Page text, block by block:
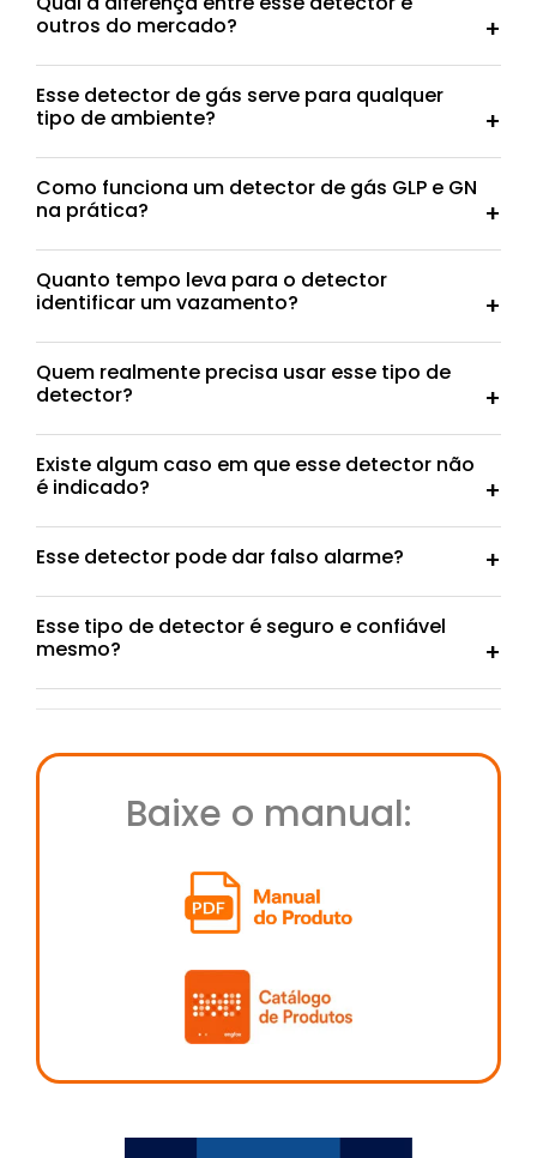
outros do mercado?
Esse detector de gás serve para qualquer
tipo de ambiente?
Como funciona um detector de gás GLP e GN
na prática?
Quanto tempo leva para o detector
identificar um vazamento?
Quem realmente precisa usar esse tipo de
detector?
Existe algum caso em que esse detector não
é indicado?
Esse detector pode dar falso alarme?
Esse tipo de detector é seguro e confiável
mesmo?
Baixe o manual: